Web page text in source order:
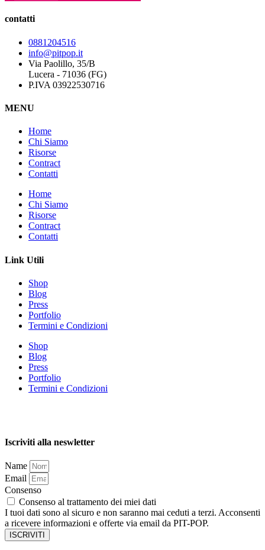
contatti
0881204516
info@pitpop.it
Via Paolillo, 35/B
Lucera - 71036 (FG)
P.IVA 03922530716
MENU
Home
Chi Siamo
Risorse
Contract
Contatti
Home
Chi Siamo
Risorse
Contract
Contatti
Link Utili
Shop
Blog
Press
Portfolio
Termini e Condizioni
Shop
Blog
Press
Portfolio
Termini e Condizioni
Iscriviti alla neswletter
Name
Email
Consenso
Consenso al trattamento dei miei dati
I tuoi dati sono al sicuro e non saranno mai ceduti a terzi. Acconsenti
a ricevere informazioni e offerte via email da PIT-POP.
ISCRIVITI